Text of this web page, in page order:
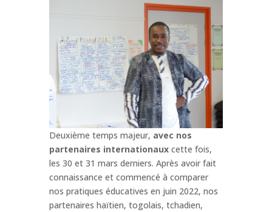
Deuxième temps majeur, avec nos
partenaires internationauxcette fois,
les 30 et 31 mars derniers. Après avoir fait
connaissance et commencé à comparer
nos pratiques éducatives en juin 2022, nos
partenaires haïtien, togolais, tchadien,